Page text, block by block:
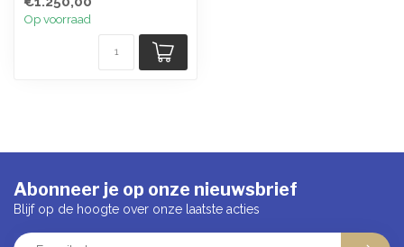
koelkast zorgt...
Op voorraad
Abonneer je op onze nieuwsbrief
Blijf op de hoogte over onze laatste acties